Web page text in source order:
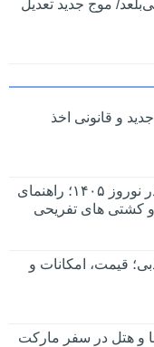
موج جدید تعدیل
و قانونی اخذ
لیست قیمت تفریحات دبی در نوروز ۱۴۰۵؛ راهنمای
و کشتی های تفریحی
قیمت، امکانات و
و هتل در سفر مارکت